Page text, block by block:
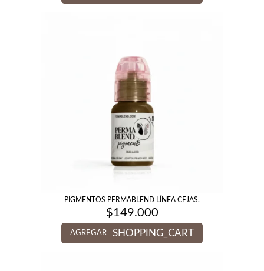
PIGMENTOS PERMABLEND LÍNEA CEJAS.
$149.000
AGREGAR SHOPPING_CART